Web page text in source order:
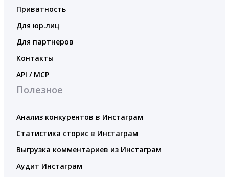
Приватность
Для юр.лиц
Для партнеров
Контакты
API / MCP
Полезное
Анализ конкурентов в Инстаграм
Статистика сторис в Инстаграм
Выгрузка комментариев из Инстаграм
Аудит Инстаграм